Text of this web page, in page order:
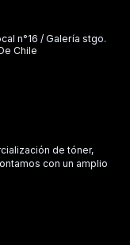
n°16 / Galería stgo.
Chile
de tóner,
con un amplio